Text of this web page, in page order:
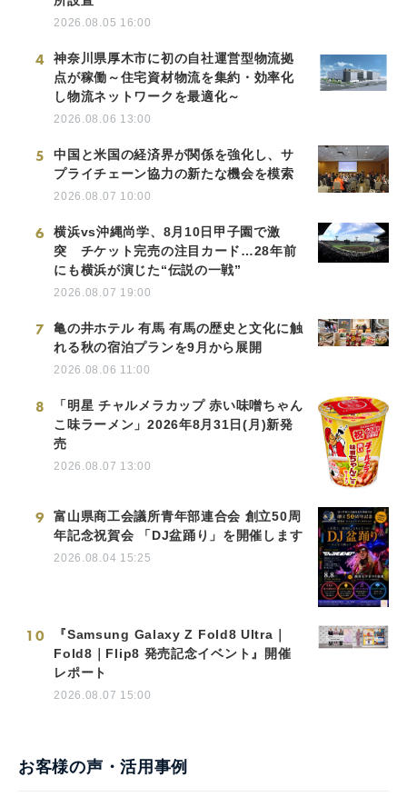
2026.08.05 16:00
4
神奈川県厚木市に初の自社運営型物流拠
点が稼働～住宅資材物流を集約・効率化
し物流ネットワークを最適化～
2026.08.06 13:00
5
中国と米国の経済界が関係を強化し、サ
プライチェーン協力の新たな機会を模索
2026.08.07 10:00
6
横浜vs沖縄尚学、8月10日甲子園で激
突 チケット完売の注目カード…28年前
にも横浜が演じた“伝説の一戦”
2026.08.07 19:00
7
亀の井ホテル 有馬 有馬の歴史と文化に触
れる秋の宿泊プランを9月から展開
2026.08.06 11:00
8
「明星 チャルメラカップ 赤い味噌ちゃん
こ味ラーメン」2026年8月31日(月)新発
売
2026.08.07 13:00
9
富山県商工会議所青年部連合会 創立50周
年記念祝賀会 「DJ盆踊り」を開催します
2026.08.04 15:25
10
『Samsung Galaxy Z Fold8 Ultra｜
Fold8｜Flip8 発売記念イベント』開催
レポート
2026.08.07 15:00
お客様の声・活用事例